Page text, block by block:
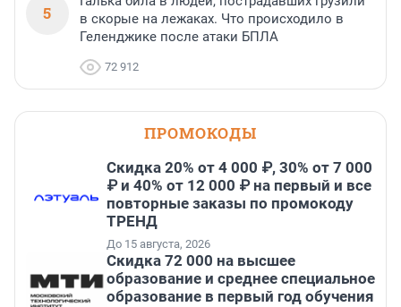
5
в скорые на лежаках. Что происходило в
Геленджике после атаки БПЛА
72 912
ПРОМОКОДЫ
Скидка 20% от 4 000 ₽, 30% от 7 000
₽ и 40% от 12 000 ₽ на первый и все
повторные заказы по промокоду
ТРЕНД
До 15 августа, 2026
Скидка 72 000 на высшее
образование и среднее специальное
образование в первый год обучения